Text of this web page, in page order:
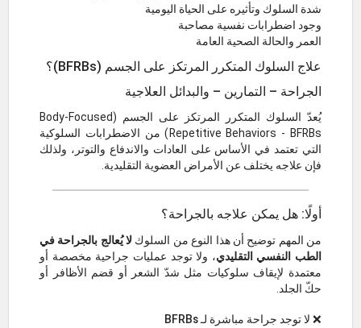
شدة السلوك وتأثيره على الحياة اليومية
وجود اضطرابات نفسية مصاحبة
العمر والحالة الصحية العامة
علاج السلوك المتكرر المرتكز على الجسم (BFRBs)؟
الجراحة – التمارين – والبدائل العلاجية
يُعدّ السلوك المتكرر المرتكز على الجسم (Body-Focused
Repetitive Behaviors - BFRBs) من الاضطرابات السلوكية
التي تعتمد في الأساس على العادات والاندفاع والتوتر، ولذلك
فإن علاجه يختلف عن الأمراض العضوية التقليدية.
أولًا: هل يمكن علاجه بالجراحة؟
من المهم توضيح أن هذا النوع من السلوك لا يُعالج بالجراحة في
الطب النفسي التقليدي، ولا توجد عمليات جراحية مخصصة أو
معتمدة لإيقاف سلوكيات مثل شدّ الشعر أو قضم الأظافر أو
حكّ الجلد.
❌ لا توجد جراحة مباشرة لـ BFRBs